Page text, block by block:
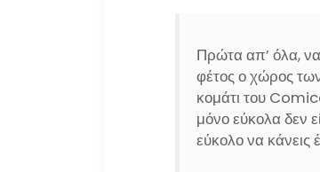
Πρώτα απ’ όλα,
φέτος ο χώρος
κομάτι του
μόνο εύκολα δεν
εύκολο να